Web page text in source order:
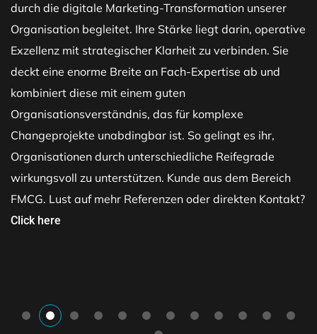
durch die digitale Marketing-Transformation unserer
Organisation begleitet. Ihre Stärke liegt darin, operative
Exzellenz mit strategischer Klarheit zu verbinden. Sie
deckt eine enorme Breite an Fach-Expertise ab und
kombiniert diese mit einem guten
Organisationsverständnis, das für komplexe
Changeprojekte unabdingbar ist. So gelingt es ihr,
Organisationen durch unterschiedliche Reifegrade
wirkungsvoll zu unterstützen. Kunde aus dem Bereich
FMCG. Lust auf mehr Referenzen oder direkten Kontakt?
Click here